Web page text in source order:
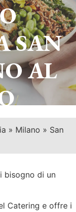
SAN
AL
» Milano » San
bisogno di un
Catering e offre i